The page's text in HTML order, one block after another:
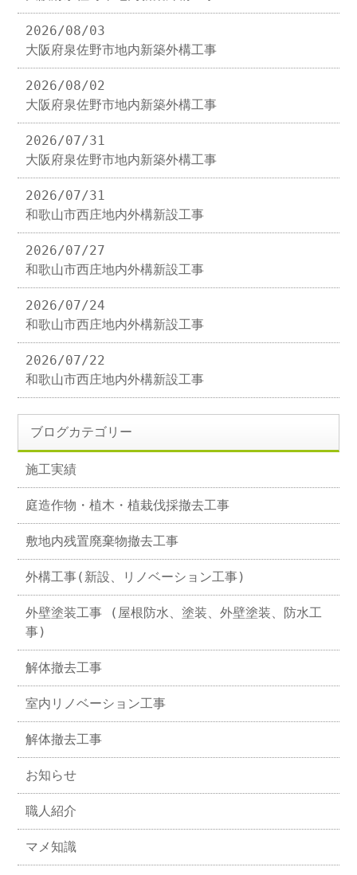
2026/08/03
大阪府泉佐野市地内新築外構工事
2026/08/02
大阪府泉佐野市地内新築外構工事
2026/07/31
大阪府泉佐野市地内新築外構工事
2026/07/31
和歌山市西庄地内外構新設工事
2026/07/27
和歌山市西庄地内外構新設工事
2026/07/24
和歌山市西庄地内外構新設工事
2026/07/22
和歌山市西庄地内外構新設工事
ブログカテゴリー
施工実績
庭造作物・植木・植栽伐採撤去工事
敷地内残置廃棄物撤去工事
外構工事(新設、リノベーション工事)
外壁塗装工事 (屋根防水、塗装、外壁塗装、防水工
事)
解体撤去工事
室内リノベーション工事
解体撤去工事
お知らせ
職人紹介
マメ知識